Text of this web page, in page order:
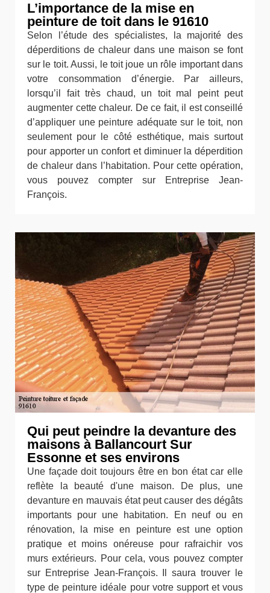
L’importance de la mise en
peinture de toit dans le 91610
Selon l’étude des spécialistes, la majorité des
déperditions de chaleur dans une maison se font
sur le toit. Aussi, le toit joue un rôle important dans
votre consommation d’énergie. Par ailleurs,
lorsqu’il fait très chaud, un toit mal peint peut
augmenter cette chaleur. De ce fait, il est conseillé
d’appliquer une peinture adéquate sur le toit, non
seulement pour le côté esthétique, mais surtout
pour apporter un confort et diminuer la déperdition
de chaleur dans l’habitation. Pour cette opération,
vous pouvez compter sur Entreprise Jean-
François.
Qui peut peindre la devanture des
maisons à Ballancourt Sur
Essonne et ses environs
Une façade doit toujours être en bon état car elle
reflète la beauté d'une maison. De plus, une
devanture en mauvais état peut causer des dégâts
importants pour une habitation. En neuf ou en
rénovation, la mise en peinture est une option
pratique et moins onéreuse pour rafraichir vos
murs extérieurs. Pour cela, vous pouvez compter
sur Entreprise Jean-François. Il saura trouver le
type de peinture idéale pour votre support et vous